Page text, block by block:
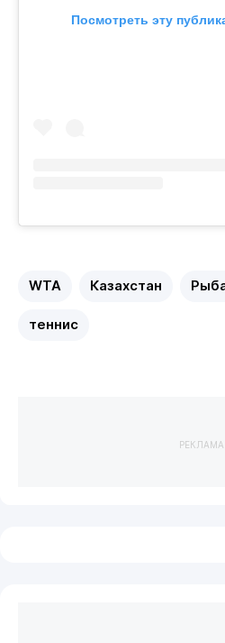
Посмотреть эту
WTA Казахстан
теннис
РЕКЛАМА